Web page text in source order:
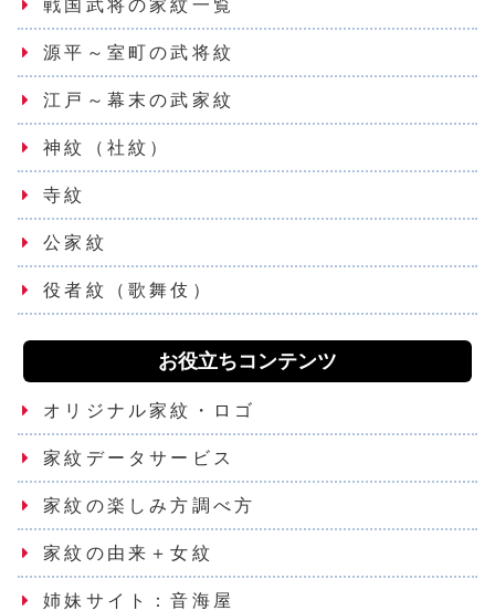
戦国武将の家紋一覧
源平～室町の武将紋
江戸～幕末の武家紋
神紋（社紋）
寺紋
公家紋
役者紋（歌舞伎）
お役立ちコンテンツ
オリジナル家紋・ロゴ
家紋データサービス
家紋の楽しみ方調べ方
家紋の由来＋女紋
姉妹サイト：音海屋